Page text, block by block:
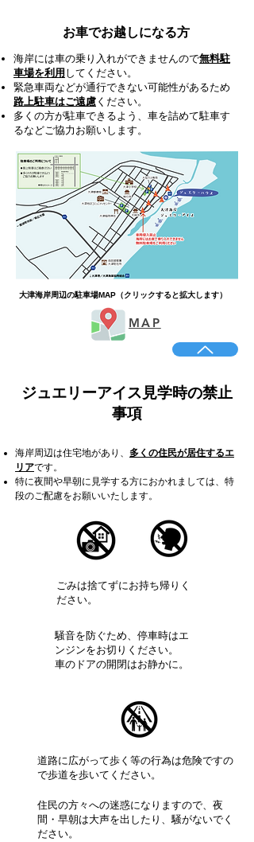
お車でお越しになる方
海岸には車の乗り入れができませんので無料駐
車場を利用 してください。
緊急車両などが通行できない可能性があるため
路上駐車はご遠慮 ください。
多くの方が駐車できるよう、車を詰めて駐車す
るなどご協力お願いします。
大津海岸周辺の駐車場MAP（クリックすると拡大します）
​MAP
​ジュエリーアイス見学時の禁止
事項
​海岸周辺は住宅地があり、 多くの住民が居住するエ
リアです。
​特に夜間や早朝に見学する方におかれましては、特
段のご配慮をお願いいたします。
​ごみは捨てずにお持ち帰りく
ださい。
​騒音を防ぐため、停車時はエ
ンジンをお切りください。
車のドアの開閉はお静かに。
道路に広がって歩く等の行為は危険ですの
で歩道を歩いてください。
​住民の方々への迷惑になりますので、夜
間・早朝は大声を出したり、騒がないでく
ださい。